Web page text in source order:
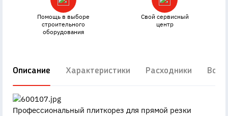
Помощь в выборе
строительного
оборудования
Свой сервисный
центр
Описание Характеристики Расходники
Профессиональный плиткорез для прямой резки